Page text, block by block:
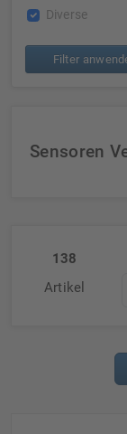
Diverse
Filter
Sensoren
138
Artikel